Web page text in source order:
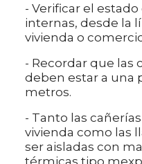
- Verificar el
internas, desde la
vivienda o
- Recordar que las
deben estar a una
metros.
- Tanto las
vivienda como las
ser aisladas con
térmicas tipo